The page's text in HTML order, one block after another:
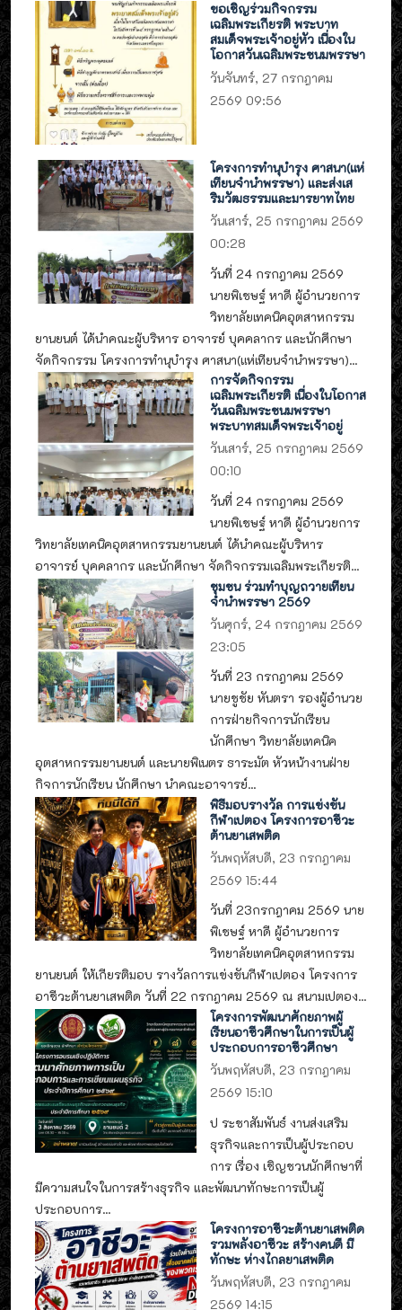
ขอเชิญร่วมกิจกรรม
เฉลิมพระเกียรติ พระบาท
สมเด็จพระเจ้าอยู่หัว เนื่องใน
โอกาสวันเฉลิมพระชนมพรรษา
วันจันทร์, 27 กรกฎาคม
2569 09:56
โครงการทำนุบำรุง ศาสนา(แห่
เทียนจำนำพรรษา) และส่งเส
ริมวัฒธรรมและมารยาทไทย
วันเสาร์, 25 กรกฎาคม 2569
00:28
วันที่ 24 กรกฎาคม 2569
นายพิเชษฐ์ หาดี ผู้อำนวยการ
วิทยาลัยเทคนิคอุตสาหกรรม
ยานยนต์ ได้นำคณะผู้บริหาร อาจารย์ บุคคลากร และนักศึกษา
จัดกิจกรรม โครงการทำนุบำรุง ศาสนา(แห่เทียนจำนำพรรษา)...
การจัดกิจกรรม
เฉลิมพระเกียรติ เนื่องในโอกาส
วันเฉลิมพระชนมพรรษา
พระบาทสมเด็จพระเจ้าอยู่
วันเสาร์, 25 กรกฎาคม 2569
00:10
วันที่ 24 กรกฎาคม 2569
นายพิเชษฐ์ หาดี ผู้อำนวยการ
วิทยาลัยเทคนิคอุตสาหกรรมยานยนต์ ได้นำคณะผู้บริหาร
อาจารย์ บุคคลากร และนักศึกษา จัดกิจกรรมเฉลิมพระเกียรติ...
ชุมชน ร่วมทำบุญถวายเทียน
จำนำพรรษา 2569
วันศุกร์, 24 กรกฎาคม 2569
23:05
วันที่ 23 กรกฎาคม 2569
นายชูชัย หันตรา รองผู้อำนวย
การฝ่ายกิจการนักเรียน
นักศึกษา วิทยาลัยเทคนิค
อุตสาหกรรมยานยนต์ และนายพิเนตร ธาระมัต หัวหน้างานฝ่าย
กิจการนักเรียน นักศึกษา นำคณะอาจารย์...
พิธีมอบรางวัล การแข่งขัน
กีฬาเปตอง โครงการอาชีวะ
ต้านยาเสพติด
วันพฤหัสบดี, 23 กรกฎาคม
2569 15:44
วันที่ 23กรกฎาคม 2569 นาย
พิเชษฐ์ หาดี ผู้อำนวยการ
วิทยาลัยเทคนิคอุตสาหกรรม
ยานยนต์ ให้เกียรติมอบ รางวัลการแข่งขันกีฬาเปตอง โครงการ
อาชีวะต้านยาเสพติด วันที่ 22 กรกฎาคม 2569 ณ สนามเปตอง...
โครงการพัฒนาศักยภาพผู้
เรียนอาชีวศึกษาในการเป็นผู้
ประกอบการอาชีวศึกษา
วันพฤหัสบดี, 23 กรกฎาคม
2569 15:10
ป ระชาสัมพันธ์ งานส่งเสริม
ธุรกิจและการเป็นผู้ประกอบ
การ เรื่อง เชิญชวนนักศึกษาที่
มีความสนใจในการสร้างธุรกิจ และพัฒนาทักษะการเป็นผู้
ประกอบการ...
โครงการอาชีวะต้านยาเสพติด
รวมพลังอาชีวะ สร้างคนดี มี
ทักษะ ห่างไกลยาเสพติด
วันพฤหัสบดี, 23 กรกฎาคม
2569 14:15